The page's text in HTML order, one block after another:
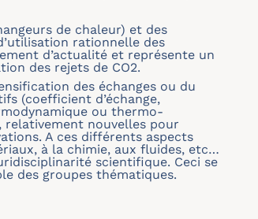
de chaleur) et des
rationnelle des
d’actualité et représente un
des rejets de CO2.
des échanges ou du
(coefficient d’échange,
ou thermo-
relativement nouvelles pour
A ces différents aspects
à la chimie, aux fluides, etc…
scientifique. Ceci se
des groupes thématiques.